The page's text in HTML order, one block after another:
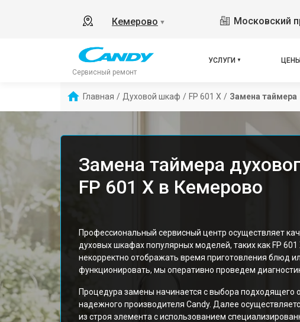
Кемерово ▼ Московский
Сервисный ремонт
УСЛУГИ ЦЕНЫ
Главная / Духовой шкаф / FP 601 X / Замена таймера
Замена таймера
FP 601 X в Кемерово
Профессиональный сервисный центр осуществляет
духовых шкафах популярных моделей, таких как FP
некорректно отображать время приготовления блюд
функционировать, мы оперативно проведем
Процедура замены начинается с выбора подходящего
надежного производителя Candy. Далее
из строя элемента с использованием